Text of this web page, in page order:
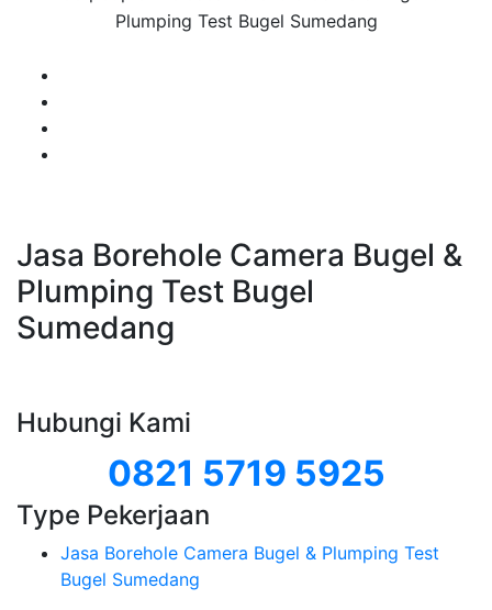
Plumping Test Bugel Sumedang
Jasa Borehole Camera Bugel &
Plumping Test Bugel
Sumedang
Hubungi Kami
0821 5719 5925
Type Pekerjaan
Jasa Borehole Camera Bugel & Plumping Test
Bugel Sumedang